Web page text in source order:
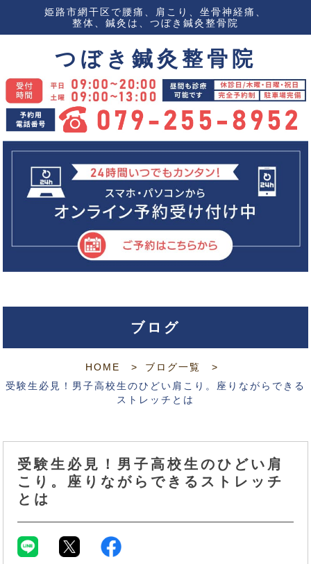
姫路市網干区で腰痛、肩こり、坐骨神経痛、
整体、鍼灸は、つぼき鍼灸整骨院
つぼき鍼灸整骨院
ブログ
HOME
ブログ一覧
受験生必見！男子高校生のひどい肩こり。座りながらできる
ストレッチとは
受験生必見！男子高校生のひどい肩
こり。座りながらできるストレッチ
とは